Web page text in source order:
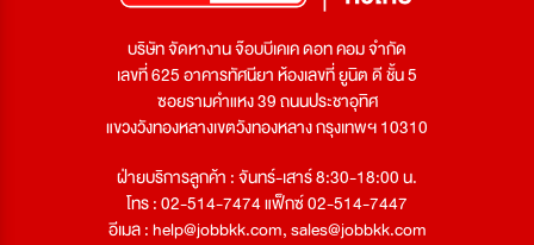
บริษัท จัดหางาน จ๊อบบีเคเค ดอท คอม จำกัด
เลขที่ 625 อาคารทัศนียา ห้องเลขที่ ยูนิต ดี ชั้น 5
ซอยรามคำแหง 39 ถนนประชาอุทิศ
แขวงวังทองหลางเขตวังทองหลาง กรุงเทพฯ 10310
ฝ่ายบริการลูกค้า : จันทร์-เสาร์ 8:30-18:00 น.
โทร : 02-514-7474 แฟ็กซ์ 02-514-7447
อีเมล :help@jobbkk.com,sales@jobbkk.com